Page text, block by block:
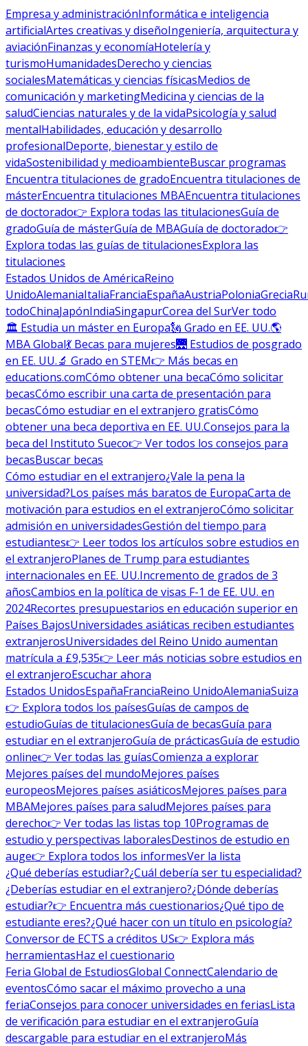
Empresa y administraciónInformática e inteligencia
artificialArtes creativas y diseñoIngeniería, arquitectura y
aviaciónFinanzas y economíaHotelería y
turismoHumanidadesDerecho y ciencias
socialesMatemáticas y ciencias físicasMedios de
comunicación y marketingMedicina y ciencias de la
saludCiencias naturales y de la vidaPsicología y salud
mentalHabilidades, educación y desarrollo
profesionalDeporte, bienestar y estilo de
vidaSostenibilidad y medioambienteBuscar programas
Encuentra titulaciones de gradoEncuentra titulaciones de
másterEncuentra titulaciones MBAEncuentra titulaciones
de doctorado👉 Explora todas las titulacionesGuía de
gradoGuía de másterGuía de MBAGuía de doctorado👉
Explora todas las guías de titulacionesExplora las
titulaciones
Estados Unidos de AméricaReino
UnidoAlemaniaItaliaFranciaEspañaAustriaPoloniaGrecia
todoChinaJapónIndiaSingapurCorea del SurVer todo
🏛 Estudia un máster en Europa🗽 Grado en EE. UU.🌎
MBA Global💃 Becas para mujeres🌉 Estudios de posgrado
en EE. UU.🔬 Grado en STEM👉 Más becas en
educations.comCómo obtener una becaCómo solicitar
becasCómo escribir una carta de presentación para
becasCómo estudiar en el extranjero gratisCómo
obtener una beca deportiva en EE. UU.Consejos para la
beca del Instituto Sueco👉 Ver todos los consejos para
becasBuscar becas
Cómo estudiar en el extranjero¿Vale la pena la
universidad?Los países más baratos de EuropaCarta de
motivación para estudios en el extranjeroCómo solicitar
admisión en universidadesGestión del tiempo para
estudiantes👉 Leer todos los artículos sobre estudios en
el extranjeroPlanes de Trump para estudiantes
internacionales en EE. UU.Incremento de grados de 3
añosCambios en la política de visas F-1 de EE. UU. en
2024Recortes presupuestarios en educación superior en
Países BajosUniversidades asiáticas reciben estudiantes
extranjerosUniversidades del Reino Unido aumentan
matrícula a £9,535👉 Leer más noticias sobre estudios en
el extranjeroEscuchar ahora
Estados UnidosEspañaFranciaReino UnidoAlemaniaSuiza
👉 Explora todos los paísesGuías de campos de
estudioGuías de titulacionesGuía de becasGuía para
estudiar en el extranjeroGuía de prácticasGuía de estudio
online👉 Ver todas las guíasComienza a explorar
Mejores países del mundoMejores países
europeosMejores países asiáticosMejores países para
MBAMejores países para saludMejores países para
derecho👉 Ver todas las listas top 10Programas de
estudio y perspectivas laboralesDestinos de estudio en
auge👉 Explora todos los informesVer la lista
¿Qué deberías estudiar?¿Cuál debería ser tu especialidad?
¿Deberías estudiar en el extranjero?¿Dónde deberías
estudiar?👉 Encuentra más cuestionarios¿Qué tipo de
estudiante eres?¿Qué hacer con un título en psicología?
Conversor de ECTS a créditos US👉 Explora más
herramientasHaz el cuestionario
Feria Global de EstudiosGlobal ConnectCalendario de
eventosCómo sacar el máximo provecho a una
feriaConsejos para conocer universidades en feriasLista
de verificación para estudiar en el extranjeroGuía
descargable para estudiar en el extranjeroMás